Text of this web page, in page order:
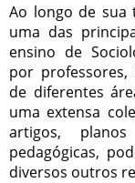
Ao longo de sua
uma das
ensino de
por professores,
de diferentes
uma extensa
artigos,
pedagógicas,
diversos outros